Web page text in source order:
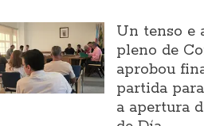
Un tenso e
pleno de
aprobou
partida
a apertura